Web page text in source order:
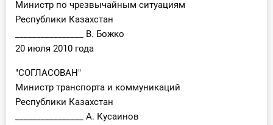
Министр по чрезвычайным ситуациям
Республики Казахстан
________________ В. Божко
20 июля 2010 года
"СОГЛАСОВАН"
Министр транспорта и коммуникаций
Республики Казахстан
________________ А. Кусаинов